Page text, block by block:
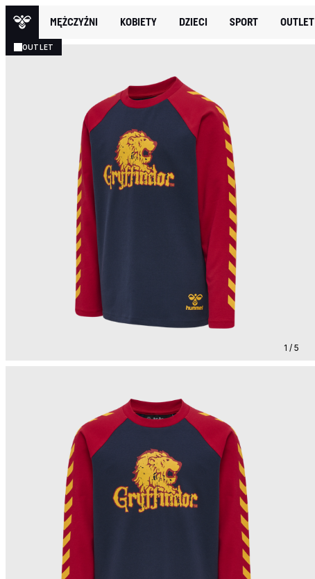
MĘŻCZYŹNI KOBIETY DZIECI SPORT OUTLET
OUTLET
1 / 5